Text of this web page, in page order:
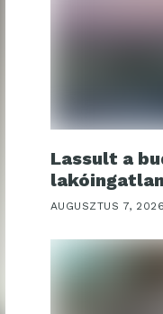
Lassult a
AUGUSZTUS 7, 2026